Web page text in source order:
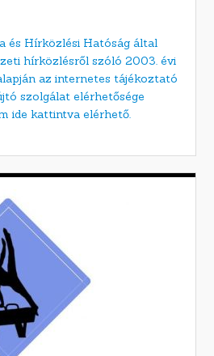
és Hírközlési Hatóság által
hírközlésről szóló 2003. évi
az internetes tájékoztató
szolgálat elérhetősége
ide kattintva elérhető.